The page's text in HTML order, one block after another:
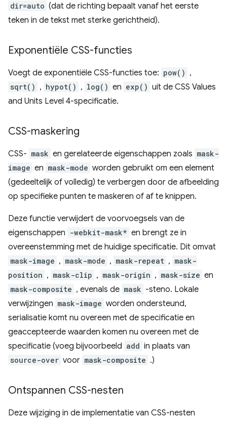
dir=auto (dat de richting bepaalt vanaf het eerste
teken in de tekst met sterke gerichtheid).
Exponentiële CSS-functies
Voegt de exponentiële CSS-functies toe: pow() ,
sqrt() , hypot() , log() en exp() uit de CSS Values ​​
and Units Level 4-specificatie.
CSS-maskering
CSS- mask en gerelateerde eigenschappen zoals mask-
image en mask-mode worden gebruikt om een ​​element
(gedeeltelijk of volledig) te verbergen door de afbeelding
op specifieke punten te maskeren of af te knippen.
Deze functie verwijdert de voorvoegsels van de
eigenschappen -webkit-mask* en brengt ze in
overeenstemming met de huidige specificatie. Dit omvat
mask-image , mask-mode , mask-repeat , mask-
position , mask-clip , mask-origin , mask-size en
mask-composite , evenals de mask -steno. Lokale
verwijzingen mask-image worden ondersteund,
serialisatie komt nu overeen met de specificatie en
geaccepteerde waarden komen nu overeen met de
specificatie (voeg bijvoorbeeld add in plaats van
source-over voor mask-composite .)
Ontspannen CSS-nesten
Deze wijziging in de implementatie van CSS-nesten